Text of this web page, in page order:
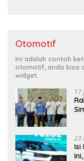
Otomotif
Ini adalah contoh
otomotif, anda bisa
widget.
17
23
Isi